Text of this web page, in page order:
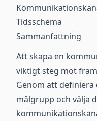
Tidsschema
Sammanfattning
Att skapa en
viktigt steg mot
Genom att
målgrupp och välja